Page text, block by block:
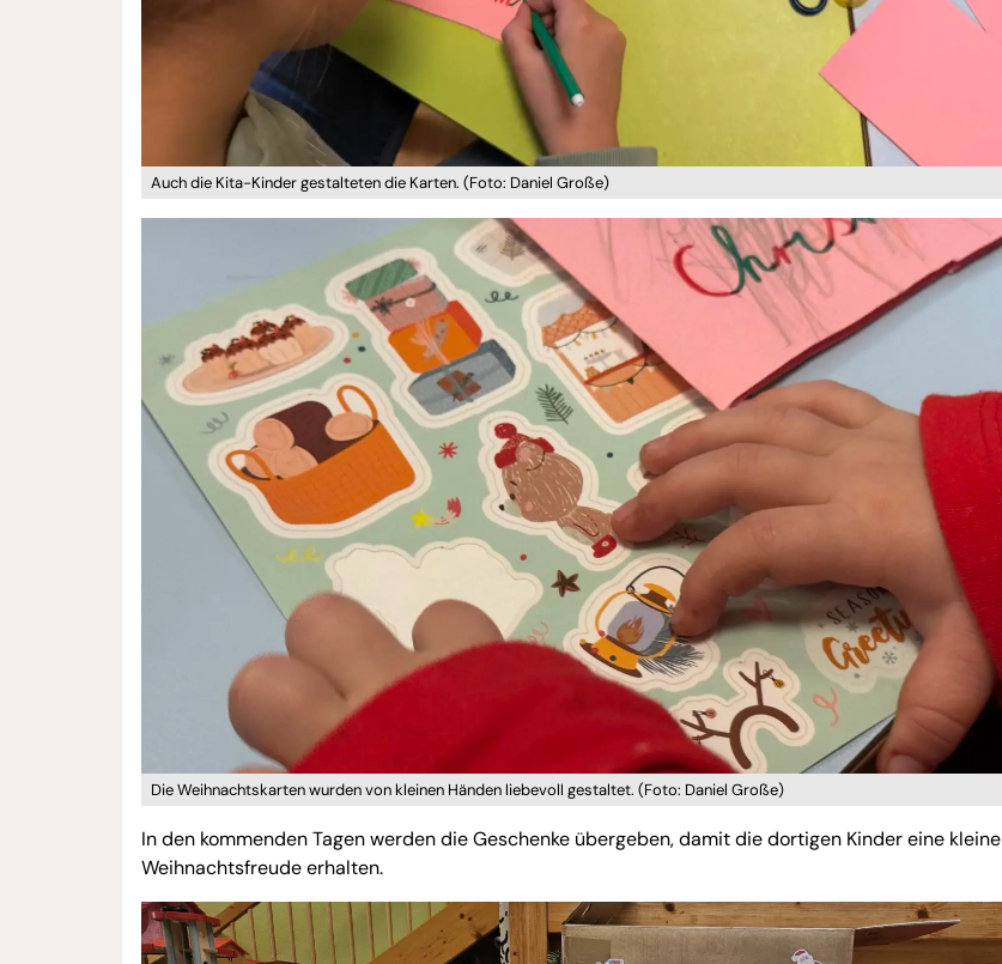
Auch die Kita-Kinder gestalteten die Karten. (Foto: Daniel Große)
Die Weihnachtskarten wurden von kleinen Händen liebevoll gestaltet. (Foto: Daniel Große)
In den kommenden Tagen werden die Geschenke übergeben, damit die dortigen Kinder eine kleine
Weihnachtsfreude erhalten.